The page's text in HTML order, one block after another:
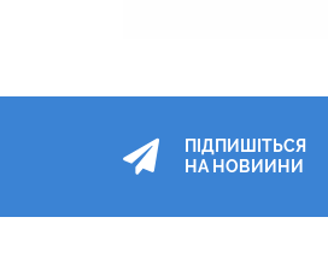
ПІДПИШІТЬСЯ
НА НОВИИНИ